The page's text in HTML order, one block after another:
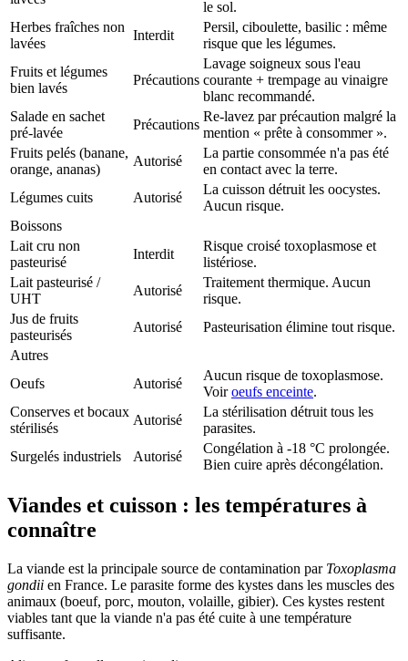
le sol.
Herbes fraîches non
lavées
Interdit
Persil, ciboulette, basilic : même
risque que les légumes.
Fruits et légumes
bien lavés
Précautions
Lavage soigneux sous l'eau
courante + trempage au vinaigre
blanc recommandé.
Salade en sachet
pré-lavée
Précautions
Re-lavez par précaution malgré la
mention « prête à consommer ».
Fruits pelés (banane,
orange, ananas)
Autorisé
La partie consommée n'a pas été
en contact avec la terre.
Légumes cuits
Autorisé
La cuisson détruit les oocystes.
Aucun risque.
Boissons
Lait cru non
pasteurisé
Interdit
Risque croisé toxoplasmose et
listériose.
Lait pasteurisé /
UHT
Autorisé
Traitement thermique. Aucun
risque.
Jus de fruits
pasteurisés
Autorisé
Pasteurisation élimine tout risque.
Autres
Oeufs
Autorisé
Aucun risque de toxoplasmose.
Voir oeufs enceinte.
Conserves et bocaux
stérilisés
Autorisé
La stérilisation détruit tous les
parasites.
Surgelés industriels
Autorisé
Congélation à -18 °C prolongée.
Bien cuire après décongélation.
Viandes et cuisson : les températures à
connaître
La viande est la principale source de contamination par Toxoplasma
gondii en France. Le parasite forme des kystes dans les muscles des
animaux (boeuf, porc, mouton, volaille, gibier). Ces kystes restent
viables tant que la viande n'a pas été cuite à une température
suffisante.